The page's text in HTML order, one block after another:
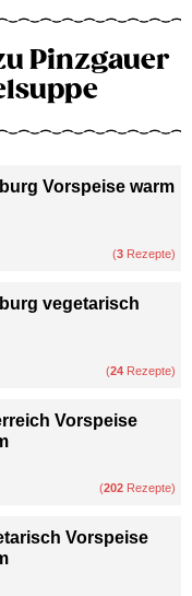
Pinzgauer
Vorspeise warm
(3 Rezepte)
vegetarisch
(24 Rezepte)
Vorspeise
(202 Rezepte)
Vorspeise